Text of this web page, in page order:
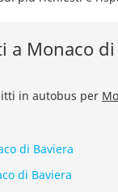
Monaco di
in autobus per
di Baviera
di Baviera